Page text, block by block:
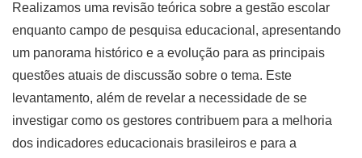
Realizamos uma revisão teórica sobre a gestão escolar
enquanto campo de pesquisa educacional, apresentando
um panorama histórico e a evolução para as principais
questões atuais de discussão sobre o tema. Este
levantamento, além de revelar a necessidade de se
investigar como os gestores contribuem para a melhoria
dos indicadores educacionais brasileiros e para a